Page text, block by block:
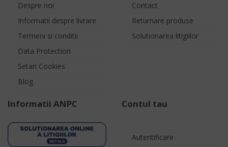
Despre noi
Informatii despre livrare
Termeni si conditii
Data Protection
Setari Cookies
Blog
Contact
Returnare produse
Solutionarea litigiilor
Informatii ANPC Contul tau
Autentificare